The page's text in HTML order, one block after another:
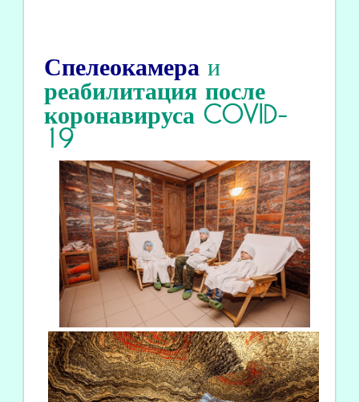
Спелеокамера и
реабилитацияпосле
коронавируса COVID-
19